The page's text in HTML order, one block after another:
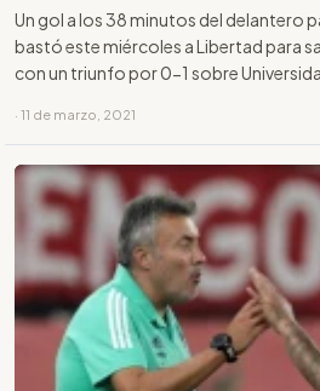
Un gol a los 38 minutos del delantero
bastó este miércoles a Libertad para
con un triunfo por 0-1 sobre
· 11 de marzo, 2021